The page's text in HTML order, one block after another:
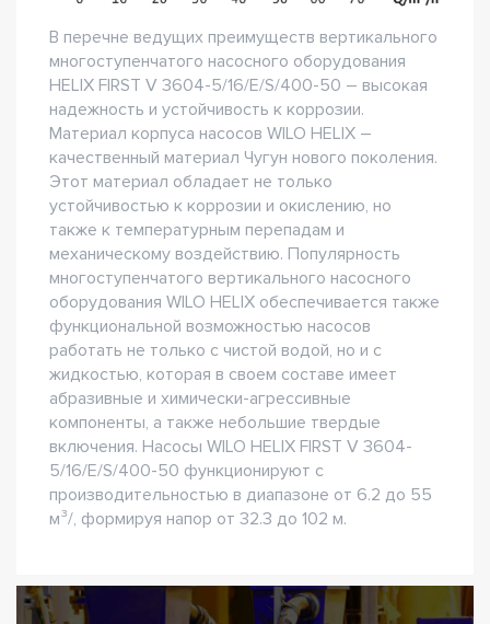
В перечне ведущих преимуществ вертикального
многоступенчатого насосного оборудования
HELIX FIRST V 3604-5/16/E/S/400-50 – высокая
надежность и устойчивость к коррозии.
Материал корпуса насосов WILO HELIX –
качественный материал Чугун нового поколения.
Этот материал обладает не только
устойчивостью к коррозии и окислению, но
также к температурным перепадам и
механическому воздействию. Популярность
многоступенчатого вертикального насосного
оборудования WILO HELIX обеспечивается также
функциональной возможностью насосов
работать не только с чистой водой, но и с
жидкостью, которая в своем составе имеет
абразивные и химически-агрессивные
компоненты, а также небольшие твердые
включения. Насосы WILO HELIX FIRST V 3604-
5/16/E/S/400-50 функционируют с
производительностью в диапазоне от 6.2 до 55
м³/, формируя напор от 32.3 до 102 м.